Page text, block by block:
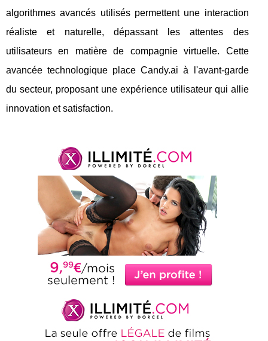
algorithmes avancés utilisés permettent une interaction
réaliste et naturelle, dépassant les attentes des
utilisateurs en matière de compagnie virtuelle. Cette
avancée technologique place Candy.ai à l'avant-garde
du secteur, proposant une expérience utilisateur qui allie
innovation et satisfaction.